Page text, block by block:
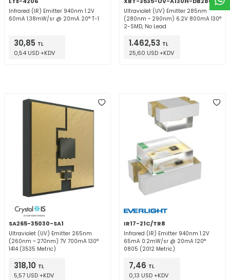
Infrared (IR) Emitter 940nm 1.2V
60mA 1.38mW/sr @ 20mA 20° T-1
30,85 TL
0,54 USD +KDV
Ultraviolet (UV) Emitter 285nm
(280nm ~ 290nm) 6.2V 800mA 130°
2-SMD, No Lead
1.462,53 TL
25,60 USD +KDV
SA265-35030-SA1
Ultraviolet (UV) Emitter 265nm
(260nm ~ 270nm) 7V 700mA 130°
1414 (3535 Metric)
318,10 TL
5,57 USD +KDV
IR17-21C/TR8
Infrared (IR) Emitter 940nm 1.2V
65mA 0.2mW/sr @ 20mA 120°
0805 (2012 Metric)
7,46 TL
0,13 USD +KDV